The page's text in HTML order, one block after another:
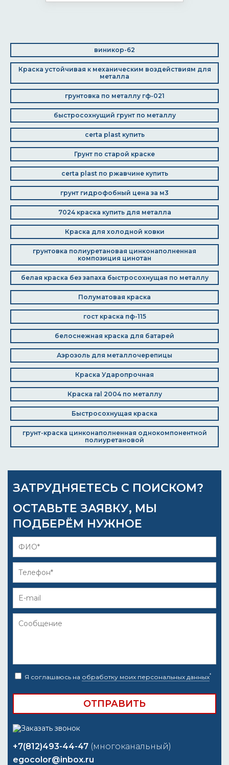
виникор-62
Краска устойчивая к механическим воздействиям для
металла
грунтовка по металлу гф-021
быстросохнущий грунт по металлу
certa plast купить
Грунт по старой краске
certa plast по ржавчине купить
грунт гидрофобный цена за м3
7024 краска купить для металла
Краска для холодной ковки
грунтовка полиуретановая цинконаполненная
композиция цинотан
белая краска без запаха быстросохнущая по металлу
Полуматовая краска
гост краска пф-115
белоснежная краска для батарей
Аэрозоль для металлочерепицы
Краска Ударопрочная
Краска ral 2004 по металлу
Быстросохнущая краска
грунт-краска цинконаполненная однокомпонентной
полиуретановой
ЗАТРУДНЯЕТЕСЬ С ПОИСКОМ?
ОСТАВЬТЕ ЗАЯВКУ, МЫ
ПОДБЕРЁМ НУЖНОЕ
Я соглашаюсь на обработку моих персональных данных*
+7(812)493-44-47 (многоканальный)
egocolor@inbox.ru